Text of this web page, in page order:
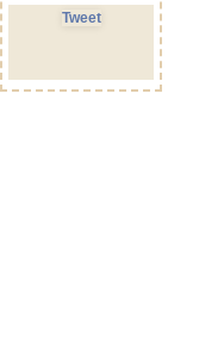
Tweet